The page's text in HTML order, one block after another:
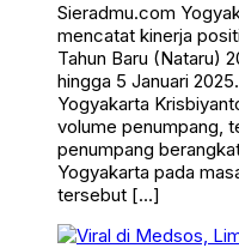
Sieradmu.com
mencatat kinerja
Tahun Baru (Nataru)
hingga 5 Januari
Yogyakarta
volume penumpang,
penumpang
Yogyakarta pada
tersebut […]